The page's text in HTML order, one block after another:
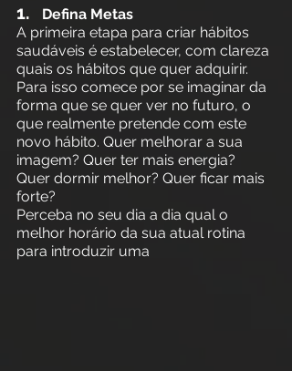
1.
Defina Metas
A primeira etapa para criar hábitos
saudáveis é estabelecer, com clareza
quais os hábitos que quer adquirir.
Para isso comece por se imaginar da
forma que se quer ver no futuro, o
que realmente pretende com este
novo hábito. Quer melhorar a sua
imagem? Quer ter mais energia?
Quer dormir melhor? Quer ficar mais
forte?
Perceba no seu dia a dia qual o
melhor horário da sua atual rotina
para introduzir uma